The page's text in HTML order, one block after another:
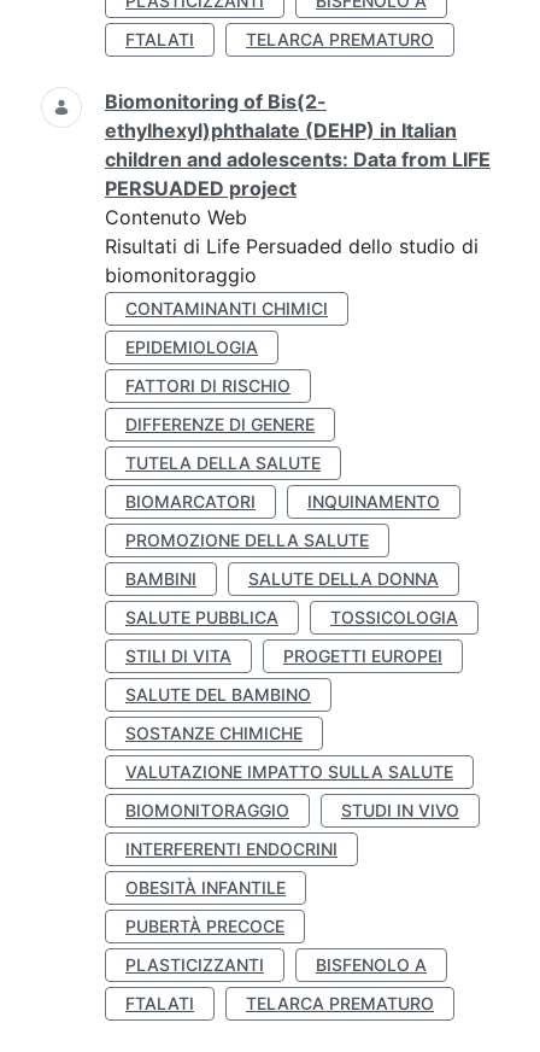
FTALATI
TELARCA PREMATURO
Biomonitoring of Bis(2-
ethylhexyl)phthalate (DEHP) in Italian
children and adolescents: Data from LIFE
PERSUADED project
Contenuto Web
Risultati di Life Persuaded dello studio di
biomonitoraggio
CONTAMINANTI CHIMICI
EPIDEMIOLOGIA
FATTORI DI RISCHIO
DIFFERENZE DI GENERE
TUTELA DELLA SALUTE
BIOMARCATORI
INQUINAMENTO
PROMOZIONE DELLA SALUTE
BAMBINI
SALUTE DELLA DONNA
SALUTE PUBBLICA
TOSSICOLOGIA
STILI DI VITA
PROGETTI EUROPEI
SALUTE DEL BAMBINO
SOSTANZE CHIMICHE
VALUTAZIONE IMPATTO SULLA SALUTE
BIOMONITORAGGIO
STUDI IN VIVO
INTERFERENTI ENDOCRINI
OBESITÀ INFANTILE
PUBERTÀ PRECOCE
PLASTICIZZANTI
BISFENOLO A
FTALATI
TELARCA PREMATURO